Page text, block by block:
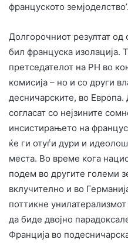
француското земјоделство’.
Долгорочниот резултат од
бил француска изолација.
претседателот на РН во
комисија – но и со други
десничарските, во
согласат со нејзините
инсистирањето на
ќе ги отуѓи дури и
места. Во време кога
подем во другите големи
вклучително и во
поттикне
да биде двојно
Франција во